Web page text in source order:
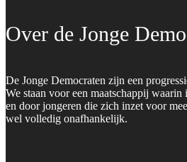
Over de Jonge
De Jonge Democraten zijn een
We staan voor een maatschappij
en door jongeren die zich inzet voor
wel volledig onafhankelijk.